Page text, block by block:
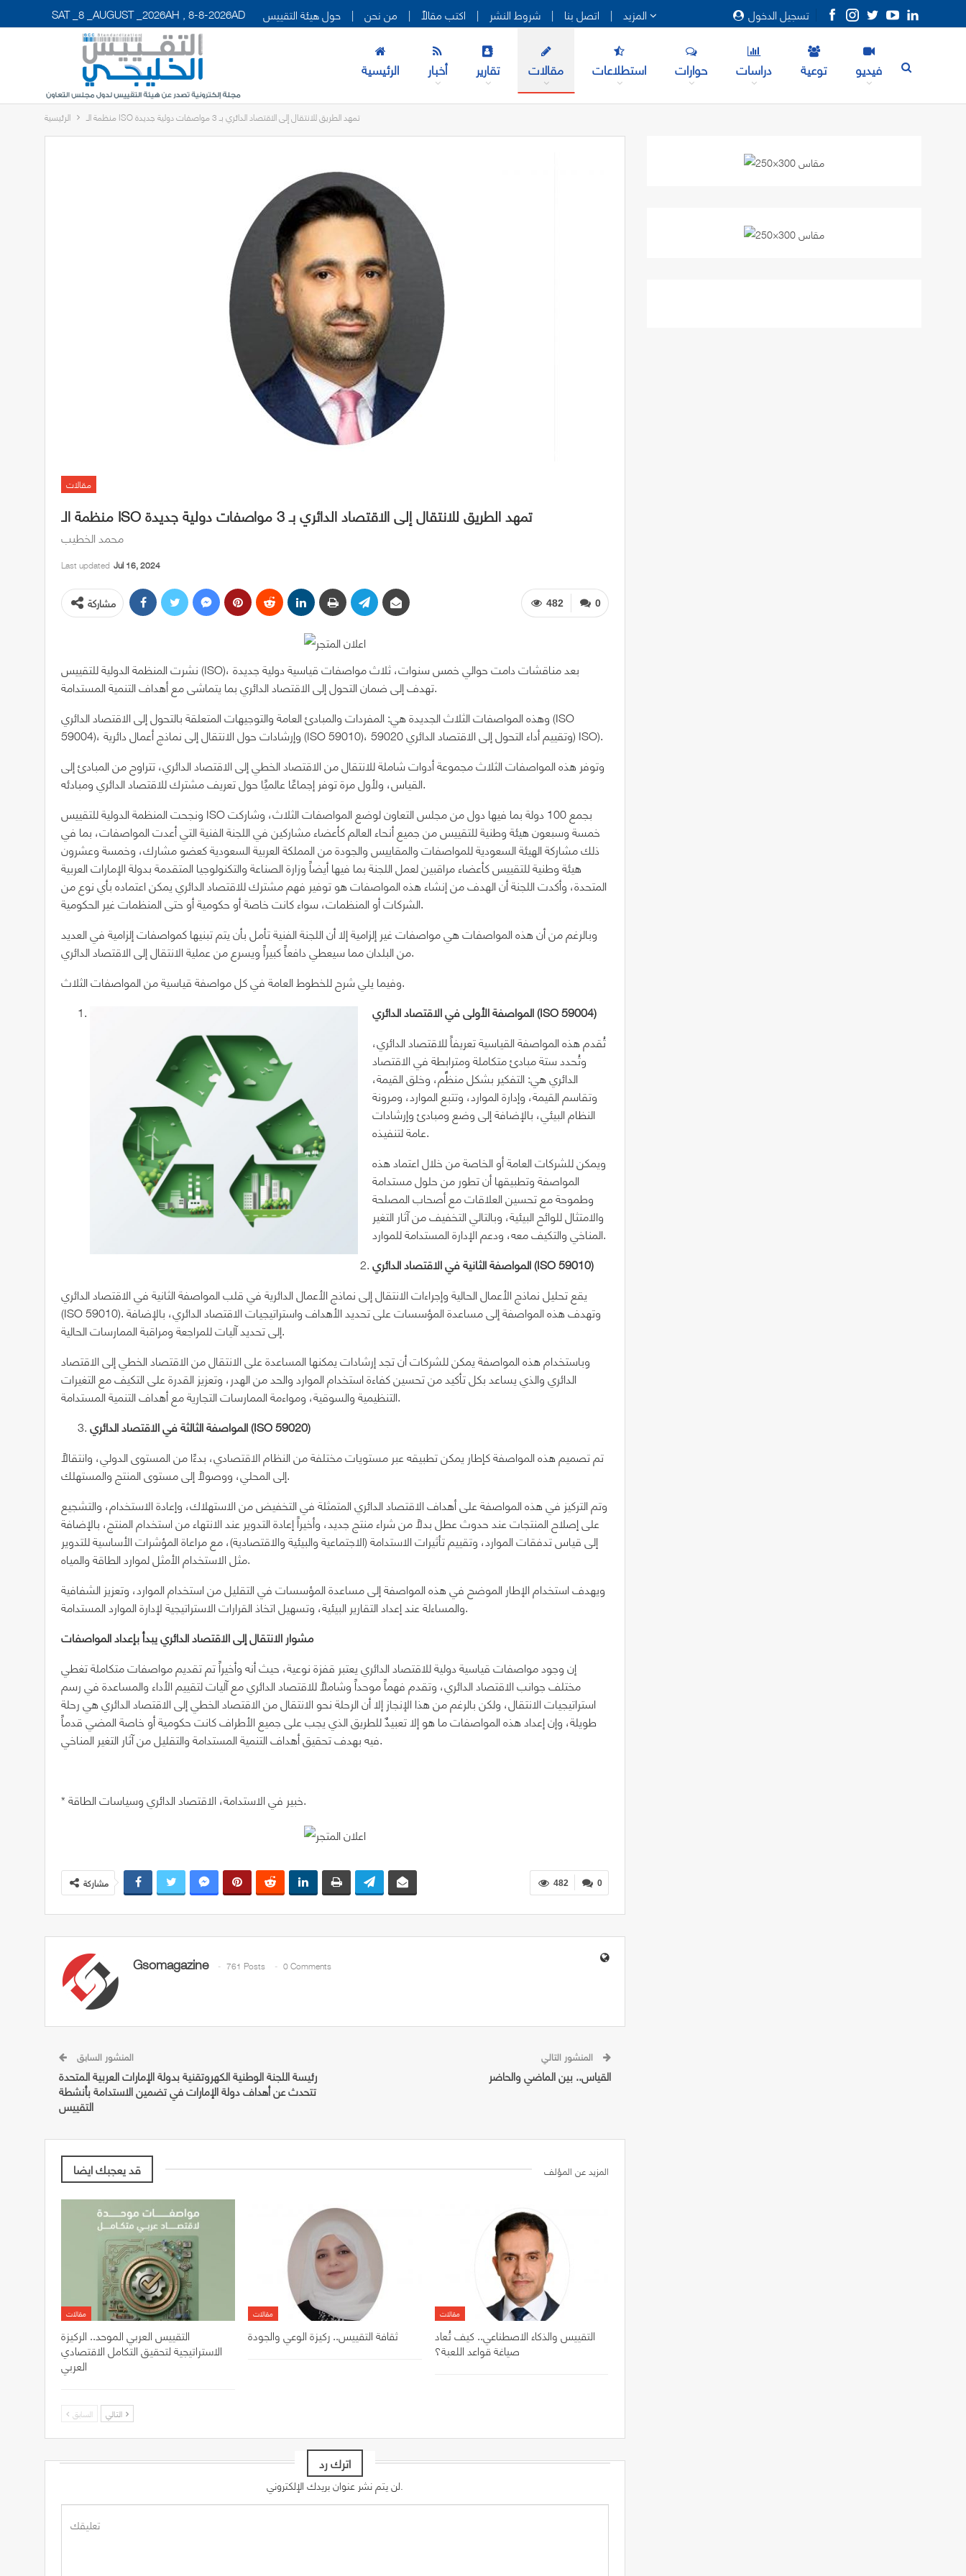
تسجيل الدخول SAT _8 _AUGUST _2026AH , 8-8-2026AD حول هيئة التقييس | من نحن | اكتب مقالاً | شروط النشر | اتصل بنا |
الرئيسية أخبار تقارير مقالات استطلاعات حوارات دراسات توعية فيديو
الرئيسية منظمة الـ ISO تمهد الطريق للانتقال إلى الاقتصاد الدائري بـ 3 مواصفات دولية جديدة
مقالات
منظمة الـ ISO تمهد الطريق للانتقال إلى الاقتصاد الدائري بـ 3 مواصفات دولية جديدة
محمد الخطيب
Last updated Jul 16, 2024
0
482 مشاركة
نشرت المنظمة الدولية للتقييس (ISO)، بعد مناقشات دامت حوالي خمس سنوات، ثلاث مواصفات قياسية دولية جديدة
تهدف إلى ضمان التحول إلى الاقتصاد الدائري بما يتماشى مع أهداف التنمية المستدامة.
وهذه المواصفات الثلاث الجديدة هي: المفردات والمبادئ العامة والتوجيهات المتعلقة بالتحول إلى الاقتصاد الدائري (ISO
59004)، وإرشادات حول الانتقال إلى نماذج أعمال دائرية (ISO 59010)، وتقييم أداء التحول إلى الاقتصاد الدائري 59020) ISO).
وتوفر هذه المواصفات الثلاث مجموعة أدوات شاملة للانتقال من الاقتصاد الخطي إلى الاقتصاد الدائري، تتراوح من المبادئ إلى
القياس، ولأول مرة توفر إجماعًا عالميًا حول تعريف مشترك للاقتصاد الدائري ومبادئه.
ونجحت المنظمة الدولية للتقييس ISO بجمع 100 دولة بما فيها دول من مجلس التعاون لوضع المواصفات الثلاث، وشاركت
خمسة وسبعون هيئة وطنية للتقييس من جميع أنحاء العالم كأعضاء مشاركين في اللجنة الفنية التي أعدت المواصفات، بما في
ذلك مشاركة الهيئة السعودية للمواصفات والمقاييس والجودة من المملكة العربية السعودية كعضو مشارك، وخمسة وعشرون
هيئة وطنية للتقييس كأعضاء مراقبين لعمل اللجنة بما فيها أيضاً وزارة الصناعة والتكنولوجيا المتقدمة بدولة الإمارات العربية
المتحدة، وأكدت اللجنة أن الهدف من إنشاء هذه المواصفات هو توفير فهم مشترك للاقتصاد الدائري يمكن اعتماده بأي نوع من
الشركات أو المنظمات، سواء كانت خاصة أو حكومية أو حتى المنظمات غير الحكومية.
وبالرغم من أن هذه المواصفات هي مواصفات غير إلزامية إلا أن اللجنة الفنية تأمل بأن يتم تبنيها كمواصفات إلزامية في العديد
من البلدان مما سيعطي دافعاً كبيراً ويسرع من عملية الانتقال إلى الاقتصاد الدائري.
وفيما يلي شرح للخطوط العامة في كل مواصفة قياسية من المواصفات الثلاث.
المواصفة الأولى في الاقتصاد الدائري (ISO 59004)
تُقدم هذه المواصفة القياسية تعريفاً للاقتصاد الدائري،
وتُحدد ستة مبادئ متكاملة ومترابطة في الاقتصاد
الدائري هي: التفكير بشكل منظَّم، وخلق القيمة،
وتقاسم القيمة، وإدارة الموارد، وتتبع الموارد، ومرونة
النظام البيئي، بالإضافة إلى وضع ومبادئ وإرشادات
عامة لتنفيذه.
ويمكن للشركات العامة أو الخاصة من خلال اعتماد هذه
المواصفة وتطبيقها أن تطور من حلول مستدامة
وطموحة مع تحسين العلاقات مع أصحاب المصلحة
والامتثال للوائح البيئية، وبالتالي التخفيف من آثار التغير
المناخي والتكيف معه، ودعم الإدارة المستدامة للموارد.
المواصفة الثانية في الاقتصاد الدائري (ISO 59010)
يقع تحليل نماذج الأعمال الحالية وإجراءات الانتقال إلى نماذج الأعمال الدائرية في قلب المواصفة الثانية في الاقتصاد الدائري
(ISO 59010). وتهدف هذه المواصفة إلى مساعدة المؤسسات على تحديد الأهداف واستراتيجيات الاقتصاد الدائري، بالإضافة
إلى تحديد آليات للمراجعة ومراقبة الممارسات الحالية.
وباستخدام هذه المواصفة يمكن للشركات أن تجد إرشادات يمكنها المساعدة على الانتقال من الاقتصاد الخطي إلى الاقتصاد
الدائري والذي يساعد بكل تأكيد من تحسين كفاءة استخدام الموارد والحد من الهدر، وتعزيز القدرة على التكيف مع التغيرات
التنظيمية والسوقية، ومواءمة الممارسات التجارية مع أهداف التنمية المستدامة.
المواصفة الثالثة في الاقتصاد الدائري (ISO 59020)
تم تصميم هذه المواصفة كإطار يمكن تطبيقه عبر مستويات مختلفة من النظام الاقتصادي، بدءًا من المستوى الدولي، وانتقالاً
إلى المحلي، ووصولاً إلى مستوى المنتج والمستهلك.
وتم التركيز في هذه المواصفة على أهداف الاقتصاد الدائري المتمثلة في التخفيض من الاستهلاك، وإعادة الاستخدام، والتشجيع
على إصلاح المنتجات عند حدوث عطل بدلاً من شراء منتج جديد، وأخيراً إعادة التدوير عند الانتهاء من استخدام المنتج، بالإضافة
إلى قياس تدفقات الموارد، وتقييم تأثيرات الاستدامة (الاجتماعية والبيئية والاقتصادية)، مع مراعاة المؤشرات الأساسية للتدوير
مثل الاستخدام الأمثل لموارد الطاقة والمياه.
ويهدف استخدام الإطار الموضح في هذه المواصفة إلى مساعدة المؤسسات في التقليل من استخدام الموارد، وتعزيز الشفافية
والمساءلة عند إعداد التقارير البيئية، وتسهيل اتخاذ القرارات الاستراتيجية لإدارة الموارد المستدامة.
مشوار الانتقال إلى الاقتصاد الدائري يبدأ بإعداد المواصفات
إن وجود مواصفات قياسية دولية للاقتصاد الدائري يعتبر قفزة نوعية، حيث أنه وأخيراً تم تقديم مواصفات متكاملة تغطي
مختلف جوانب الاقتصاد الدائري، وتقدم فهماً موحداً وشاملاً للاقتصاد الدائري مع آليات لتقييم الأداء والمساعدة في رسم
استراتيجيات الانتقال، ولكن بالرغم من هذا الإنجاز إلا أن الرحلة نحو الانتقال من الاقتصاد الخطي إلى الاقتصاد الدائري هي رحلة
طويلة، وإن إعداد هذه المواصفات ما هو إلا تعبيدٌ للطريق الذي يجب على جميع الأطراف كانت حكومية أو خاصة المضي قدماً
فيه بهدف تحقيق أهداف التنمية المستدامة والتقليل من آثار التغير المناخي.
* خبير في الاستدامة، الاقتصاد الدائري وسياسات الطاقة.
0
482 مشاركة
Gsomagazine 761 Posts 0 Comments
المنشور السابق
رئيسة اللجنة الوطنية الكهروتقنية بدولة الإمارات العربية المتحدة
تتحدث عن أهداف دولة الإمارات في تضمين الاستدامة بأنشطة
التقييس
المنشور التالي
القياس.. بين الماضي والحاضر
قد يعجبك ايضا المزيد عن المؤلف
مقالات
التقييس العربي الموحد.. الركيزة
الاستراتيجية لتحقيق التكامل الاقتصادي
العربي
مقالات
ثقافة التقييس.. ركيزة الوعي والجودة
مقالات
التقييس والذكاء الاصطناعي.. كيف تُعاد
صياغة قواعد اللعبة؟
السابق
اترك رد
لن يتم نشر عنوان بريدك الإلكتروني.